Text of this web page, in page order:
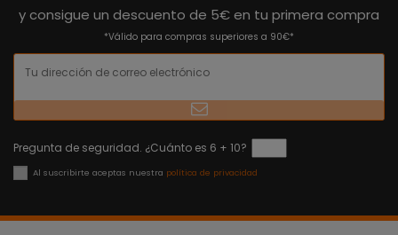
y consigue un descuento de 5€ en tu primera compra
*Válido para compras superiores a 90€*
Pregunta de seguridad. ¿Cuánto es 6 + 10?
Al suscribirte aceptas nuestra política de privacidad